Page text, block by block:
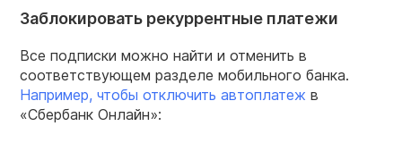
Заблокировать рекуррентные платежи
Все подписки можно найти и отменить в
соответствующем разделе мобильного банка.
Например, чтобы отключить автоплатеж в
«Сбербанк Онлайн»: